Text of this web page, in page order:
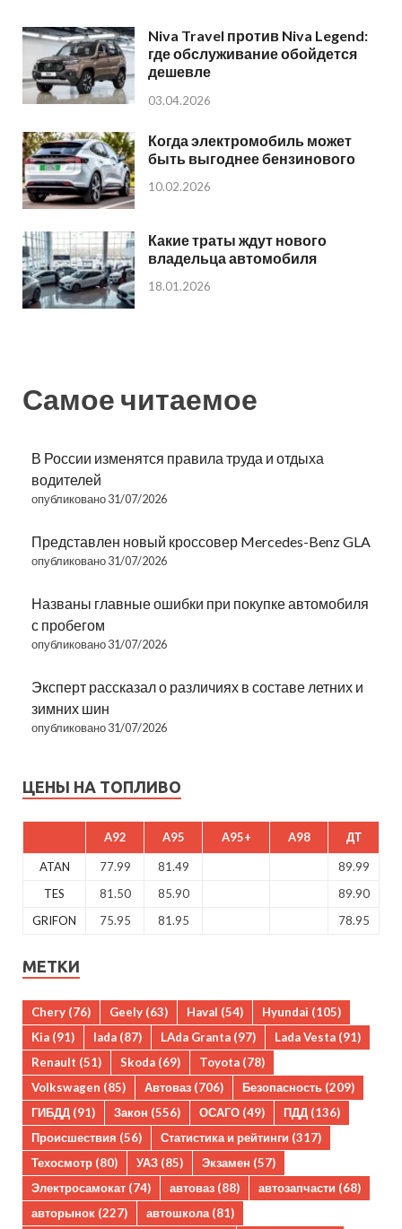
Niva Travel против Niva Legend:
где обслуживание обойдется
дешевле
03.04.2026
Когда электромобиль может
быть выгоднее бензинового
10.02.2026
Какие траты ждут нового
владельца автомобиля
18.01.2026
Самое читаемое
В России изменятся правила труда и отдыха
водителей
опубликовано 31/07/2026
Представлен новый кроссовер Mercedes-Benz GLA
опубликовано 31/07/2026
Названы главные ошибки при покупке автомобиля
с пробегом
опубликовано 31/07/2026
Эксперт рассказал о различиях в составе летних и
зимних шин
опубликовано 31/07/2026
ЦЕНЫ НА ТОПЛИВО
A92 A95 A95+ A98 ДТ
ATAN 77.99 81.49
89.99
TES
81.50 85.90
89.90
GRIFON
75.95 81.95 78.95
МЕТКИ
Chery (76) Geely (63) Haval (54) Hyundai (105)
Kia (91) lada (87) LAda Granta (97) Lada Vesta (91)
Renault (51) Skoda (69) Toyota (78)
Volkswagen (85) Автоваз (706) Безопасность (209)
ГИБДД (91) Закон (556) ОСАГО (49) ПДД (136)
Происшествия (56) Статистика и рейтинги (317)
Техосмотр (80) УАЗ (85) Экзамен (57)
Электросамокат (74) автоваз (88) автозапчасти (68)
авторынок (227) автошкола (81)